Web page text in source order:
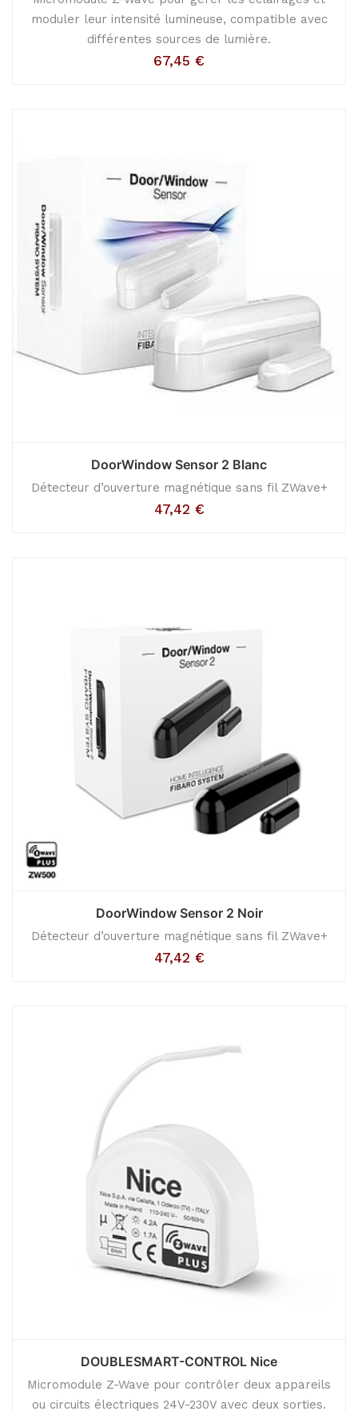
moduler leur intensité lumineuse, compatible avec
différentes sources de lumière.
67,45 €
DoorWindow Sensor 2 Blanc
Détecteur d’ouverture magnétique sans fil ZWave+
47,42 €
DoorWindow Sensor 2 Noir
Détecteur d’ouverture magnétique sans fil ZWave+
47,42 €
DOUBLESMART-CONTROL Nice
Micromodule Z-Wave pour contrôler deux appareils
ou circuits électriques 24V-230V avec deux sorties.